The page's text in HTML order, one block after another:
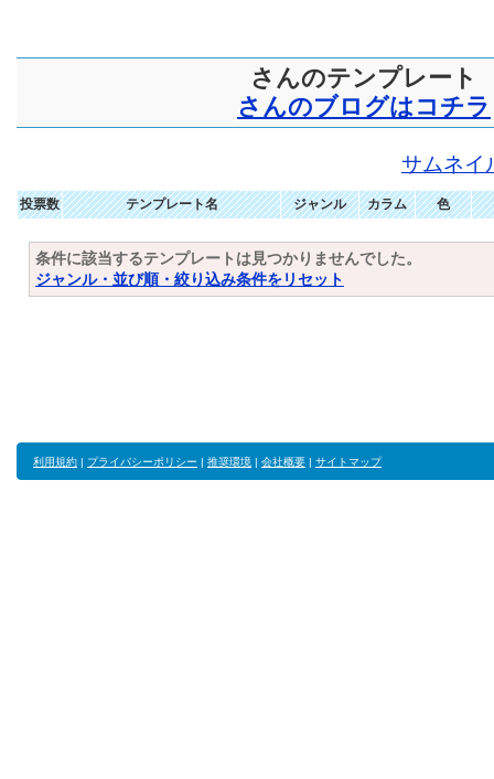
さんのテンプレート
さんのブログはコチラ
サムネイ
投票数 テンプレート名 ジャンル カラム 色
条件に該当するテンプレートは見つかりませんでした。
ジャンル・並び順・絞り込み条件をリセット
利用規約 | プライバシーポリシー | 推奨環境 | 会社概要 | サイトマップ